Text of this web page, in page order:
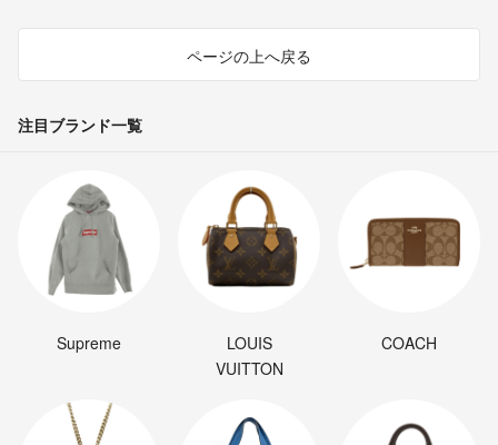
ページの上へ戻る
注目ブランド一覧
Supreme
LOUIS
VUITTON
COACH